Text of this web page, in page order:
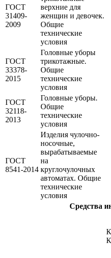
ГОСТ
31409-
2009
верхние для
женщин и девочек.
Общие
технические
условия
ГОСТ
33378-
2015
Головные уборы
трикотажные.
Общие
технические
условия
ГОСТ
32118-
2013
Головные уборы.
Общие
технические
условия
ГОСТ
8541-2014
Изделия чулочно-
носочные,
вырабатываемые
на
круглочулочных
автоматах. Общие
технические
условия
Средства